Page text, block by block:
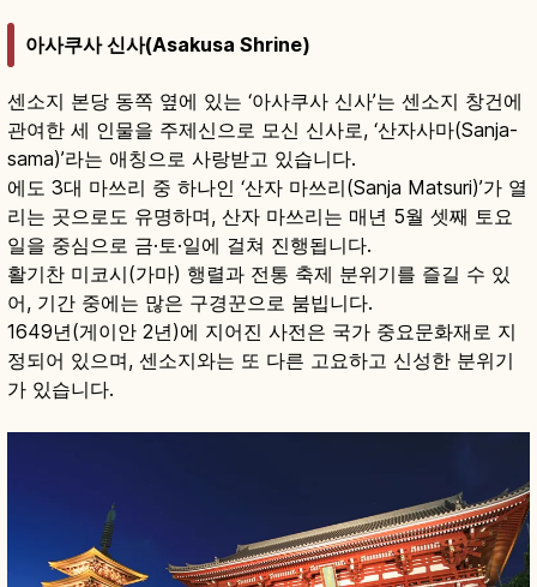
아사쿠사 신사(Asakusa Shrine)
센소지 본당 동쪽 옆에 있는 ‘아사쿠사 신사’는 센소지 창건에
관여한 세 인물을 주제신으로 모신 신사로, ‘산자사마(Sanja-
sama)’라는 애칭으로 사랑받고 있습니다.
에도 3대 마쓰리 중 하나인 ‘산자 마쓰리(Sanja Matsuri)’가 열
리는 곳으로도 유명하며, 산자 마쓰리는 매년 5월 셋째 토요
일을 중심으로 금·토·일에 걸쳐 진행됩니다.
활기찬 미코시(가마) 행렬과 전통 축제 분위기를 즐길 수 있
어, 기간 중에는 많은 구경꾼으로 붐빕니다.
1649년(게이안 2년)에 지어진 사전은 국가 중요문화재로 지
정되어 있으며, 센소지와는 또 다른 고요하고 신성한 분위기
가 있습니다.